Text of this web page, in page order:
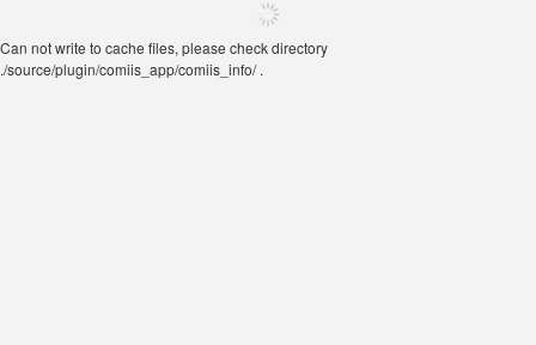
Can not write to cache files, please check directory
./source/plugin/comiis_app/comiis_info/ .